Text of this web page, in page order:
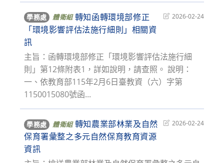
學務處 體衛組 轉知函轉環境部修正
「環境影響評估法施行細則」相關資
訊
Post2026-02-24
主旨：函轉環境部修正「環境影響評估法施行細
則」第12條附表1，詳如說明，請查照。 說明：
一、依教育部115年2月6日臺教資（六）字第
1150015080號函...
學務處 體衛組 轉知農業部林業及自然
保育署彙整之多元自然保育教育資源
資訊
Post2026-02-24